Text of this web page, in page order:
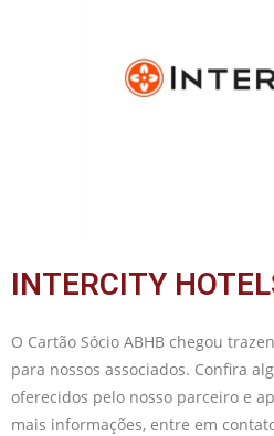
INTERCITY
O Cartão Sócio ABHB chegou
para nossos associados. Confira
oferecidos pelo nosso parceiro e
mais informações, entre em